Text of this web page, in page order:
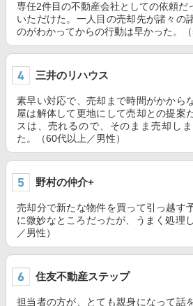
専任2件目の不動産会社としての依頼だ
いただけた。一人目の売却先が諸々の
のがわかってからの行動は早かった。（
三井のリハウス
素早い対応で、売却まで時間がかから
屋は解体して更地にして売却との提案
スは、売れるので、そのまま売却し
た。（60代以上／男性）
野村の仲介+
売却分で新たな物件を買って引っ越す
に微妙なところだったが、うまく処理
／男性）
住友不動産ステップ
担当者の方が、とても親身になって話